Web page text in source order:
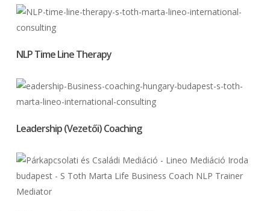
NLP Time Line Therapy
Leadership (Vezetői) Coaching